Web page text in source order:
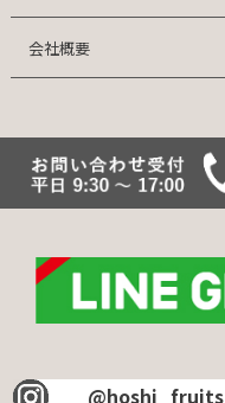
会社概要
@hoshi_fruits